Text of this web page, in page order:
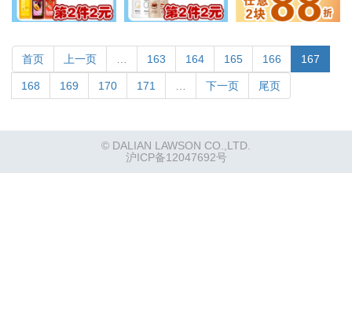
首页 上一页 163 164 165 166 167
168 169 170 171 下一页 尾页
© DALIAN LAWSON CO.,LTD.
沪ICP备12047692号